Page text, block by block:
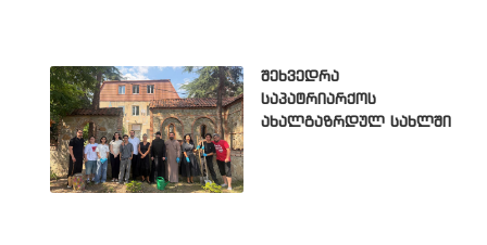
შეხვედრა
საპატრიარქოს
ახალგაზრდულ სახლში